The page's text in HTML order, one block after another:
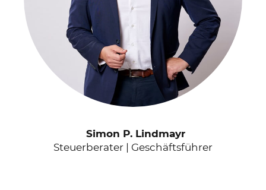
Simon P. Lindmayr
Steuerberater | Geschäftsführer